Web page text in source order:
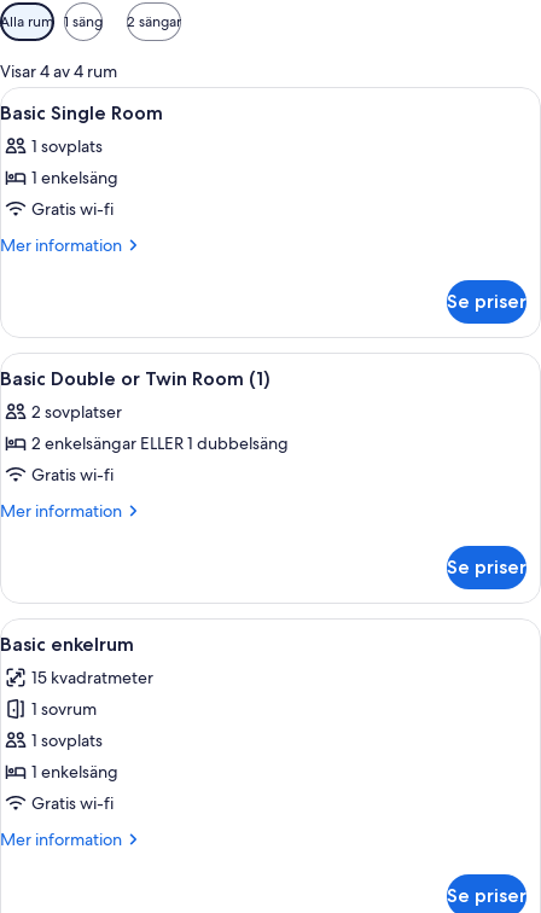
Tillgängliga
filter
för
rum
Alla rum 1 säng 2 sängar
Visar 4 av 4 rum
Öppna
alla
foton
för
Basic
Single
Ett sovrum med en säng, en stol, ett
7
Basic Single Room
1 sovplats
1 enkelsäng
Gratis wi-fi
Mer information
Mer
Single
Room
Se priser
Öppna
alla
foton
för
Basic
Double
Room
(1)
Ett dubbelrum med en sänggavel i
1
Basic Double or Twin Room (1)
2 sovplatser
2 enkelsängar ELLER 1 dubbelsäng
Gratis wi-fi
Mer information
Mer
Double
or
Twin
(1)
Se priser
Öppna
alla
foton
för
Basic
enkelrum
Ett sovrum med en säng, en stol, ett
7
Basic enkelrum
15 kvadratmeter
1 sovrum
1 sovplats
1 enkelsäng
Gratis wi-fi
Mer information
Mer
Se priser